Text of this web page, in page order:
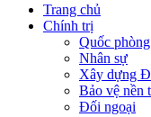
Trang chủ
Chính trị
Quốc
Nhân sự
Xây dựng
Bảo vệ nền
Đối ngoại